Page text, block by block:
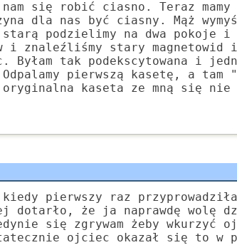
nam się robić ciasno. Teraz
dla nas być ciasny. Mąż
podzielimy na dwa pokoje i
i znaleźliśmy stary magnetowid
tak podekscytowana i
pierwszą kasetę, a tam
kaseta ze mną się nie
kiedy pierwszy raz
dotarło, że ja naprawdę wolę
się zgrywam żeby wkurzyć
ojciec okazał się to w